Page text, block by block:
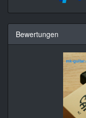
Bewertungen